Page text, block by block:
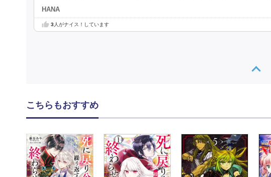
HANA
3人がナイス！しています
こちらもおすすめ